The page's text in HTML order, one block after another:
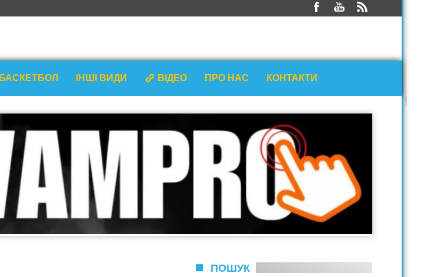
БАСКЕТБОЛ ІНШІ ВИДИ ВІДЕО ПРО НАС КОНТАКТИ
ПОШУК